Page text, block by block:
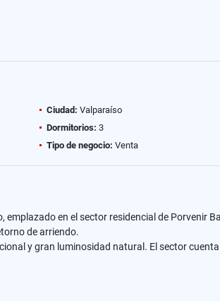
Ciudad: Valparaíso
Dormitorios: 3
Tipo de negocio: Venta
en el sector residencial de Porvenir
de arriendo.
y gran luminosidad natural. El sector